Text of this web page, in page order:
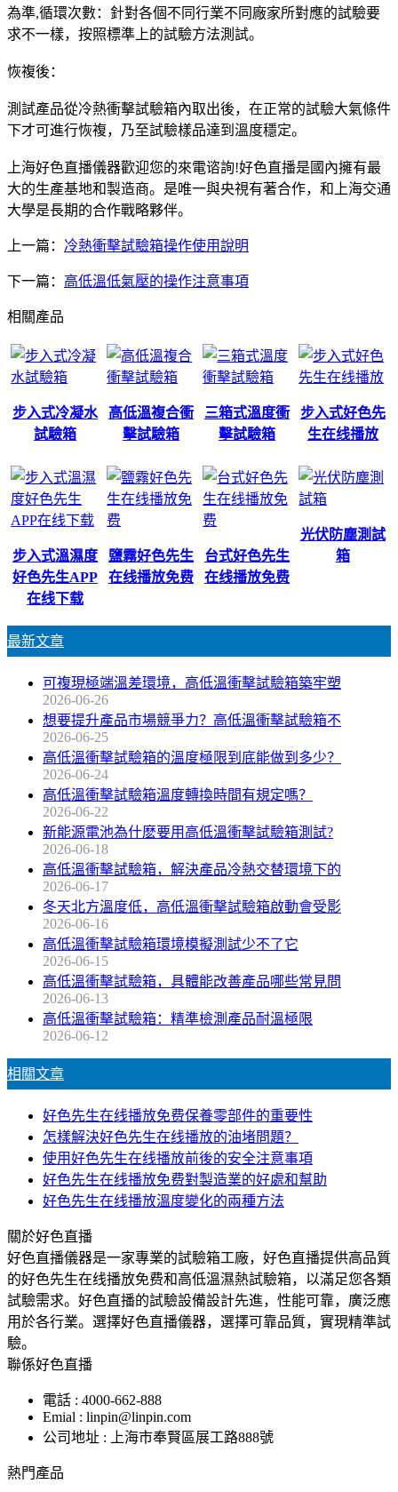
為準,循環次數：針對各個不同行業不同廠家所對應的試驗要
求不一樣，按照標準上的試驗方法測試。
恢複後：
測試產品從冷熱衝擊試驗箱內取出後，在正常的試驗大氣條件
下才可進行恢複，乃至試驗樣品達到溫度穩定。
上海好色直播儀器歡迎您的來電谘詢!好色直播是國內擁有最
大的生產基地和製造商。是唯一與央視有著合作，和上海交通
大學是長期的合作戰略夥伴。
上一篇： 冷熱衝擊試驗箱操作使用說明
下一篇： 高低溫低氣壓的操作注意事項
相關產品
步入式冷凝水
試驗箱
高低溫複合衝
擊試驗箱
三箱式溫度衝
擊試驗箱
步入式好色先
生在线播放
步入式溫濕度
好色先生APP
在线下载
鹽霧好色先生
在线播放免费
台式好色先生
在线播放免费
光伏防塵測試
箱
最新文章
可複現極端溫差環境，高低溫衝擊試驗箱築牢塑
2026-06-26
想要提升產品市場競爭力？高低溫衝擊試驗箱不
2026-06-25
高低溫衝擊試驗箱的溫度極限到底能做到多少？
2026-06-24
高低溫衝擊試驗箱溫度轉換時間有規定嗎？
2026-06-22
新能源電池為什麽要用高低溫衝擊試驗箱測試?
2026-06-18
高低溫衝擊試驗箱，解決產品冷熱交替環境下的
2026-06-17
冬天北方溫度低，高低溫衝擊試驗箱啟動會受影
2026-06-16
高低溫衝擊試驗箱環境模擬測試少不了它
2026-06-15
高低溫衝擊試驗箱，具體能改善產品哪些常見問
2026-06-13
高低溫衝擊試驗箱：精準檢測產品耐溫極限
2026-06-12
相關文章
好色先生在线播放免费保養零部件的重要性
怎樣解決好色先生在线播放的油堵問題？
使用好色先生在线播放前後的安全注意事項
好色先生在线播放免费對製造業的好處和幫助
好色先生在线播放溫度變化的兩種方法
關於好色直播
好色直播儀器是一家專業的試驗箱工廠，好色直播提供高品質
的好色先生在线播放免费和高低溫濕熱試驗箱，以滿足您各類
試驗需求。好色直播的試驗設備設計先進，性能可靠，廣泛應
用於各行業。選擇好色直播儀器，選擇可靠品質，實現精準試
驗。
聯係好色直播
電話 : 4000-662-888
Emial : linpin@linpin.com
公司地址 : 上海市奉賢區展工路888號
熱門產品